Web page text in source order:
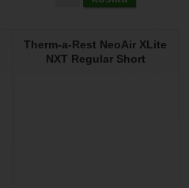
Therm-a-Rest NeoAir XLite
NXT Regular Short